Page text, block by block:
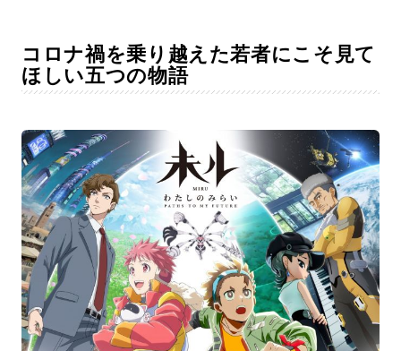
コロナ禍を乗り越えた若者にこそ見て
ほしい五つの物語